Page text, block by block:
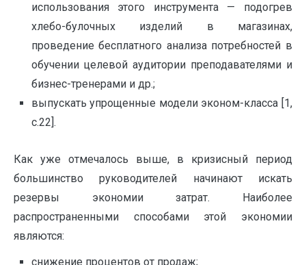
использования этого инструмента — подогрев
хлебо-булочных изделий в магазинах,
проведение бесплатного анализа потребностей в
обучении целевой аудитории преподавателями и
бизнес-тренерами и др.;
выпускать упрощенные модели эконом-класса [1,
с.22].
Как уже отмечалось выше, в кризисный период
большинство руководителей начинают искать
резервы экономии затрат. Наиболее
распространенными способами этой экономии
являются:
снижение процентов от продаж;